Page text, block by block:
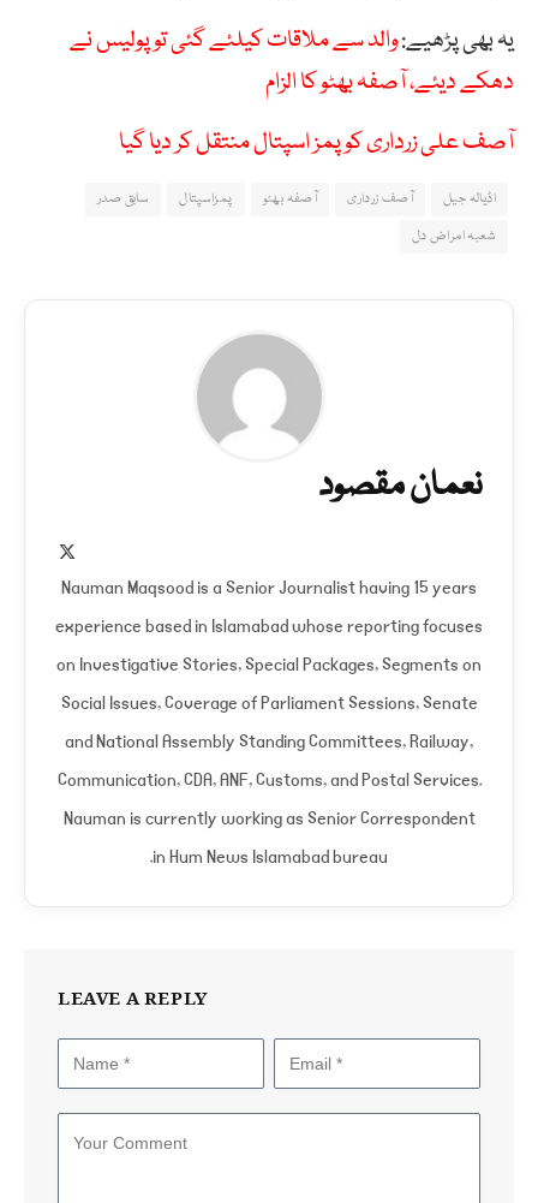
یہ بھی پڑھیے:والد سے ملاقات کیلئے گئی تو پولیس نے
دھکے دیئے، آصفہ بھٹو کا الزام
آصف علی زرداری کو پمز اسپتال منتقل کر دیا گیا
اڈیالہ جیل آصف زرداری آصفہ بھٹو پمزاسپتال
سابق صدر
شعبہ امراض دل
نعمان مقصود
Nauman Maqsood is a Senior Journalist having 15 years
experience based in Islamabad whose reporting focuses
on Investigative Stories, Special Packages, Segments on
Social Issues, Coverage of Parliament Sessions, Senate
and National Assembly Standing Committees, Railway,
Communication, CDA, ANF, Customs, and Postal Services.
Nauman is currently working as Senior Correspondent
in Hum News Islamabad bureau.
LEAVE A REPLY